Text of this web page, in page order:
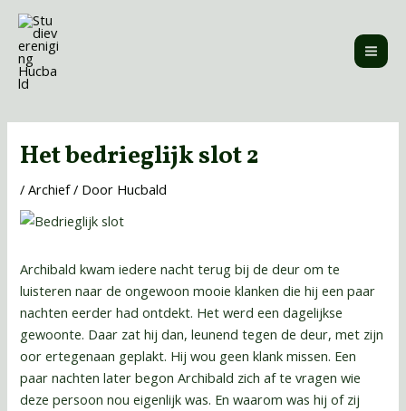
naar
inhoud
Het bedrieglijk slot 2
/Archief/ Door Hucbald
Archibald kwam iedere nacht terug bij de deur om te
luisteren naar de ongewoon mooie klanken die hij een paar
nachten eerder had ontdekt. Het werd een dagelijkse
gewoonte. Daar zat hij dan, leunend tegen de deur, met zijn
oor ertegenaan geplakt. Hij wou geen klank missen. Een
paar nachten later begon Archibald zich af te vragen wie
deze persoon nou eigenlijk was. En waarom was hij of zij